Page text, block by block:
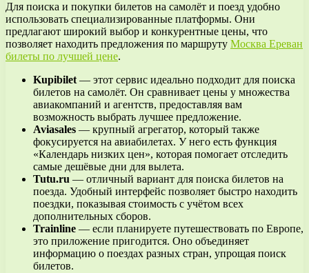
Для поиска и покупки билетов на самолёт и поезд удобно
использовать специализированные платформы. Они
предлагают широкий выбор и конкурентные цены, что
позволяет находить предложения по маршруту Москва Ереван
билеты по лучшей цене.
Kupibilet — этот сервис идеально подходит для поиска
билетов на самолёт. Он сравнивает цены у множества
авиакомпаний и агентств, предоставляя вам
возможность выбрать лучшее предложение.
Aviasales — крупный агрегатор, который также
фокусируется на авиабилетах. У него есть функция
«Календарь низких цен», которая помогает отследить
самые дешёвые дни для вылета.
Tutu.ru — отличный вариант для поиска билетов на
поезда. Удобный интерфейс позволяет быстро находить
поездки, показывая стоимость с учётом всех
дополнительных сборов.
Trainline — если планируете путешествовать по Европе,
это приложение пригодится. Оно объединяет
информацию о поездах разных стран, упрощая поиск
билетов.